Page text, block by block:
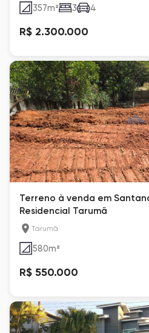
357m² 3 4
R$ 2.300.000
Terreno à venda em
Residencial Tarumã
Tarumã
580m²
R$ 550.000